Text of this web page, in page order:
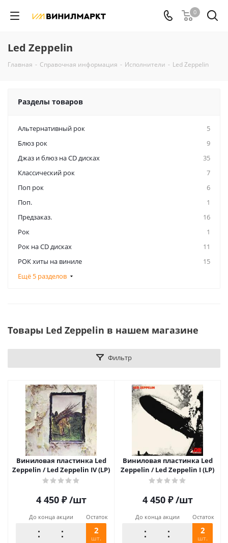
0
Led Zeppelin
Главная - Справочная информация - Исполнители - Led Zeppelin
Разделы товаров
Альтернативный рок
5
Блюз рок
9
Джаз и блюз на CD дисках
35
Классический рок
7
Поп рок
6
Поп.
1
Предзаказ.
16
Рок
1
Рок на CD дисках
11
РОК хиты на виниле
15
Ещё 5 разделов
Товары Led Zeppelin в нашем магазине
Фильтр
Виниловая пластинка Led
Zeppelin / Led Zeppelin IV (LP)
4 450₽ /шт
До конца акции Остаток
2
шт.
Виниловая пластинка Led
Zeppelin / Led Zeppelin I (LP)
4 450₽ /шт
До конца акции Остаток
2
шт.